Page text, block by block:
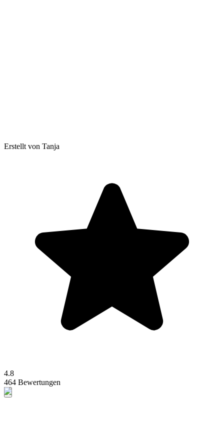
Erstellt von Tanja
4.8
464 Bewertungen